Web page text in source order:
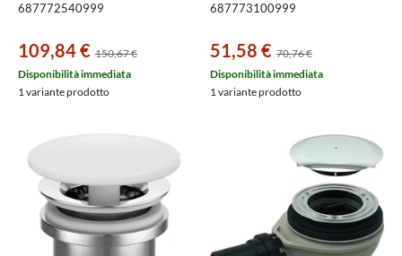
687772540999
109,84 € 150,67 €
Disponibilità immediata
1 variante prodotto
687773100999
51,58 € 70,76 €
Disponibilità immediata
1 variante prodotto